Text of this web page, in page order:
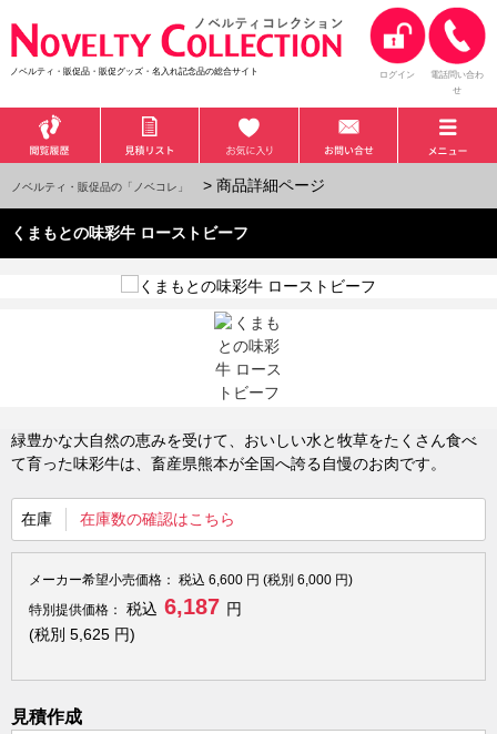
ノベルティ・販促品・販促グッズ・名入れ記念品の総合サイト ログイン
電話問い合わ
せ
ノベルティ・販促品の「ノベコレ」 > 商品詳細ページ
くまもとの味彩牛 ローストビーフ
緑豊かな大自然の恵みを受けて、おいしい水と牧草をたくさん食べ
て育った味彩牛は、畜産県熊本が全国へ誇る自慢のお肉です。
在庫 在庫数の確認はこちら
メーカー希望小売価格： 税込 6,600 円 (税別 6,000 円)
特別提供価格：
税込 6,187 円
(税別 5,625 円)
見積作成